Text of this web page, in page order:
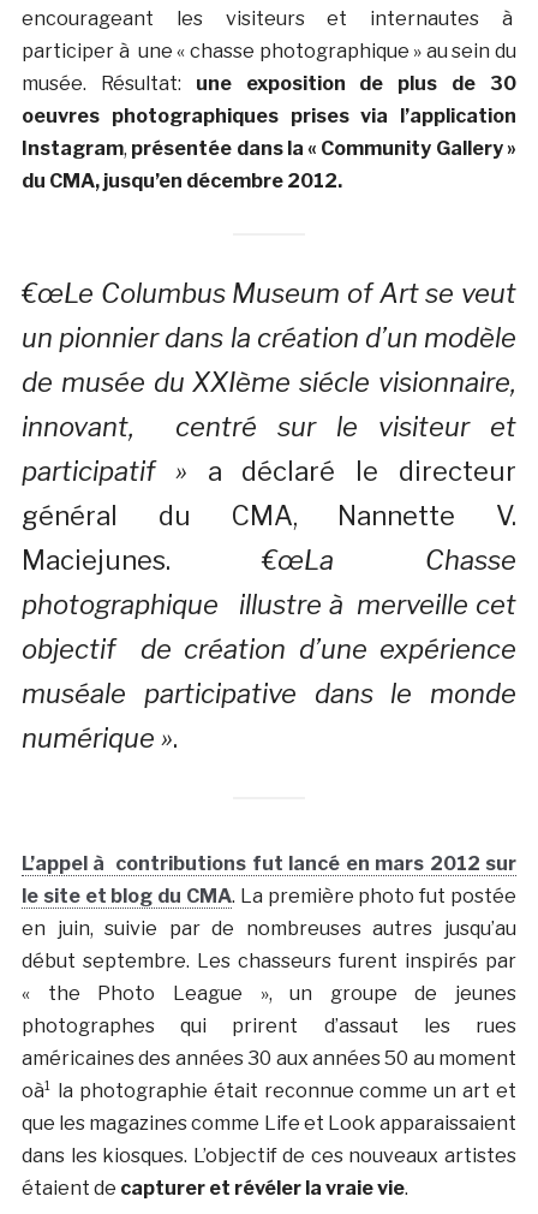
encourageant les visiteurs et internautes à
participer à une « chasse photographique » au sein du
musée. Résultat: une exposition de plus de 30
oeuvres photographiques prises via l’application
Instagram, présentée dans la « Community Gallery »
du CMA, jusqu’en décembre 2012.
€œLe Columbus Museum of Art se veut
un pionnier dans la création d’un modèle
de musée du XXIème siécle visionnaire,
innovant, centré sur le visiteur et
participatif » a déclaré le directeur
général du CMA, Nannette V.
Maciejunes.€œLa Chasse
photographique illustre à merveille cet
objectif de création d’une expérience
muséale participative dans le monde
numérique ».
L’appel à contributions fut lancé en mars 2012 sur
le site et blog du CMA. La première photo fut postée
en juin, suivie par de nombreuses autres jusqu’au
début septembre. Les chasseurs furent inspirés par
« the Photo League », un groupe de jeunes
photographes qui prirent d’assaut les rues
américaines des années 30 aux années 50 au moment
oà¹ la photographie était reconnue comme un art et
que les magazines comme Life et Look apparaissaient
dans les kiosques. L’objectif de ces nouveaux artistes
étaient de capturer et révéler la vraie vie.